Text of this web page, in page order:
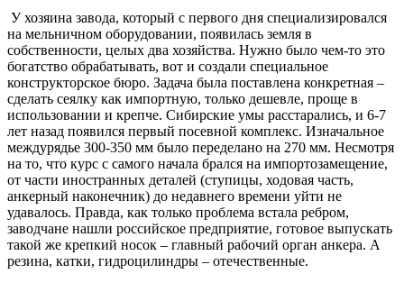
У хозяина завода, который с первого дня специализировался
на мельничном оборудовании, появилась земля в
собственности, целых два хозяйства. Нужно было чем-то это
богатство обрабатывать, вот и создали специальное
конструкторское бюро. Задача была поставлена конкретная –
сделать сеялку как импортную, только дешевле, проще в
использовании и крепче. Сибирские умы расстарались, и 6-7
лет назад появился первый посевной комплекс. Изначальное
междурядье 300-350 мм было переделано на 270 мм. Несмотря
на то, что курс с самого начала брался на импортозамещение,
от части иностранных деталей (ступицы, ходовая часть,
анкерный наконечник) до недавнего времени уйти не
удавалось. Правда, как только проблема встала ребром,
заводчане нашли российское предприятие, готовое выпускать
такой же крепкий носок – главный рабочий орган анкера. А
резина, катки, гидроцилиндры – отечественные.